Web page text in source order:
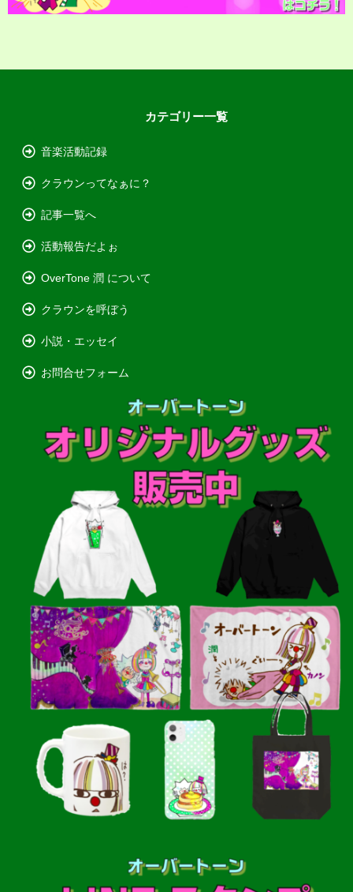
カテゴリー一覧
音楽活動記録
クラウンってなぁに？
記事一覧へ
活動報告だよぉ
OverTone 潤 について
クラウンを呼ぼう
小説・エッセイ
お問合せフォーム